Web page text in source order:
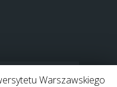
Warszawskiego